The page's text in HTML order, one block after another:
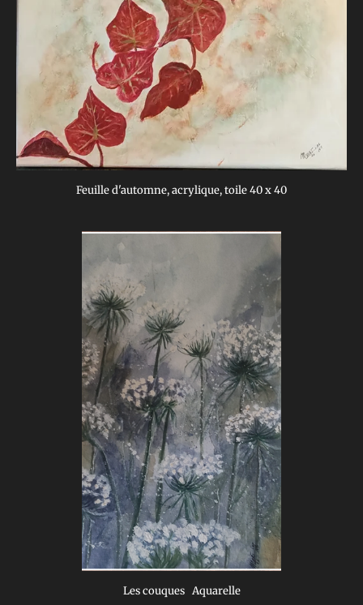
Feuille d'automne, acrylique, toile 40 x 40
Les couques Aquarelle